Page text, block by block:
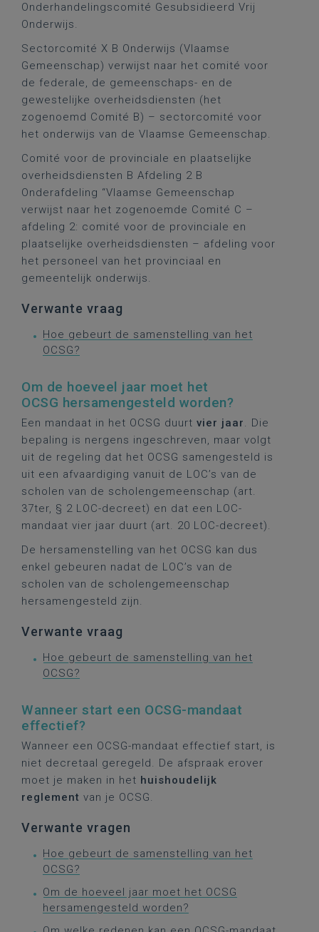
Onderhandelingscomité Gesubsidieerd Vrij
Onderwijs.
Sectorcomité X B Onderwijs (Vlaamse
Gemeenschap) verwijst naar het comité voor
de federale, de gemeenschaps- en de
gewestelijke overheidsdiensten (het
zogenoemd Comité B) – sectorcomité voor
het onderwijs van de Vlaamse Gemeenschap.
Comité voor de provinciale en plaatselijke
overheidsdiensten B Afdeling 2 B
Onderafdeling “Vlaamse Gemeenschap
verwijst naar het zogenoemde Comité C –
afdeling 2: comité voor de provinciale en
plaatselijke overheidsdiensten – afdeling voor
het personeel van het provinciaal en
gemeentelijk onderwijs.
Verwante vraag
Hoe gebeurt de samenstelling van het
OCSG?
Om de hoeveel jaar moet het
OCSG hersamengesteld worden?
Een mandaat in het OCSG duurt vier jaar. Die
bepaling is nergens ingeschreven, maar volgt
uit de regeling dat het OCSG samengesteld is
uit een afvaardiging vanuit de LOC’s van de
scholen van de scholengemeenschap (art.
37ter, § 2 LOC-decreet) en dat een LOC-
mandaat vier jaar duurt (art. 20 LOC-decreet).
De hersamenstelling van het OCSG kan dus
enkel gebeuren nadat de LOC’s van de
scholen van de scholengemeenschap
hersamengesteld zijn.
Verwante vraag
Hoe gebeurt de samenstelling van het
OCSG?
Wanneer start een OCSG-mandaat
effectief?
Wanneer een OCSG-mandaat effectief start, is
niet decretaal geregeld. De afspraak erover
moet je maken in het huishoudelijk
reglement van je OCSG.
Verwante vragen
Hoe gebeurt de samenstelling van het
OCSG?
Om de hoeveel jaar moet het OCSG
hersamengesteld worden?